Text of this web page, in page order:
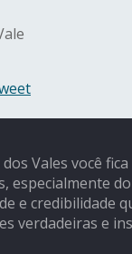
Vales você
especialmente
e credibilidade
verdadeiras e